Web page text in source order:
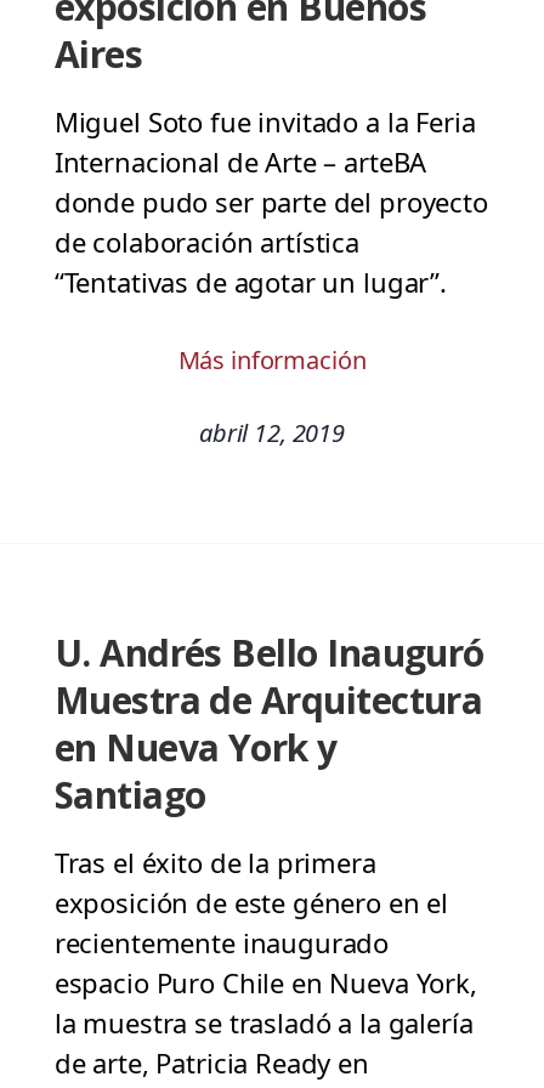
Aires
Miguel Soto fue invitado a la Feria
Internacional de Arte – arteBA
donde pudo ser parte del proyecto
de colaboración artística
“Tentativas de agotar un lugar”.
Más información
abril 12, 2019
U. Andrés Bello Inauguró
Muestra de Arquitectura
en Nueva York y
Santiago
Tras el éxito de la primera
exposición de este género en el
recientemente inaugurado
espacio Puro Chile en Nueva York,
la muestra se trasladó a la galería
de arte, Patricia Ready en